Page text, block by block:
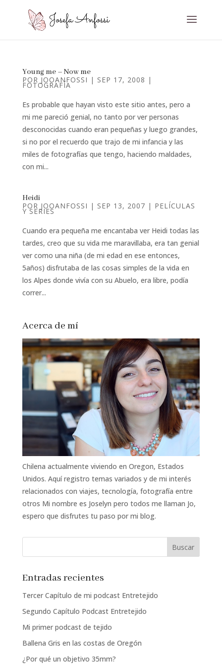
Young me – Now me
POR JOOANFOSSI | SEP 17, 2008 |
FOTOGRAFÍA
Es probable que hayan visto este sitio antes, pero a
mi me pareció genial, no tanto por ver personas
desconocidas cuando eran pequeñas y luego grandes,
si no por el recuerdo que trajo de mi infancia y las
miles de fotografías que tengo, haciendo maldades,
con mi...
Heidi
POR JOOANFOSSI | SEP 13, 2007 | PELÍCULAS
Y SERIES
Cuando era pequeña me encantaba ver Heidi todas las
tardes, creo que su vida me maravillaba, era tan genial
ver como una niña (de mi edad en ese entonces,
5años) disfrutaba de las cosas simples de la vida en
los Alpes donde vivía con su Abuelo, era libre, podía
correr...
Acerca de mí
Chilena actualmente viviendo en Oregon, Estados
Unidos. Aquí registro temas variados y de mi interés
relacionados con viajes, tecnología, fotografía entre
otros Mi nombre es Joselyn pero todos me llaman Jo,
espero que disfrutes tu paso por mi blog.
Entradas recientes
Tercer Capítulo de mi podcast Entretejido
Segundo Capítulo Podcast Entretejido
Mi primer podcast de tejido
Ballena Gris en las costas de Oregón
¿Por qué un objetivo 35mm?